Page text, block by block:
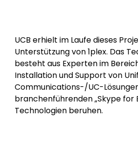
UCB erhielt im Laufe dieses
Unterstützung von 1plex. Das
besteht aus Experten im
Installation und Support von
Communications-/UC-
branchenführenden „Skype for
Technologien beruhen.